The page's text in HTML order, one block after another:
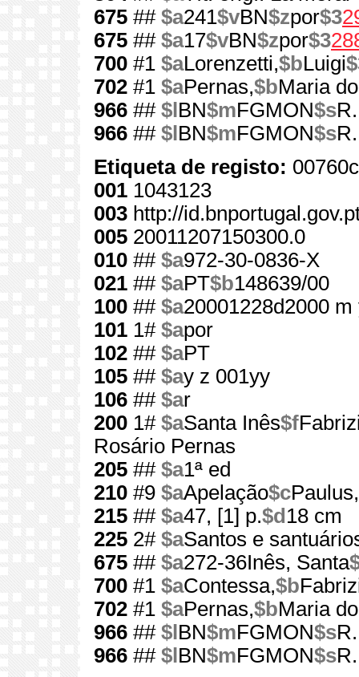
675 ## $a241$vBN$zpor$3
675 ## $a17$vBN$zpor$3
700 #1 $aLorenzetti,$bLuigi
702 #1 $aPernas,$bMaria
966 ## $l BN$mFGMON$s
966 ## $l BN$mFGMON$s
Etiqueta de registo:
001 1043123
003 http://
005 20011207150300.0
010 ## $a972-30-0836-X
021 ## $aPT$b148639/00
100 ## $a20001228d2000
101 1# $apor
102 ## $aPT
105 ## $ay z 001yy
106 ## $ar
200 1# $aSanta Inês$f
Rosário Pernas
205 ## $a1ª ed
210 #9 $aApelação$cPaulus,
215 ## $a47, [1] p.$d 18 cm
225 2# $aSantos e
675 ## $a272-36Inês, Santa
700 #1 $aContessa,$b
702 #1 $aPernas,$bMaria
966 ## $l BN$mFGMON$s
966 ## $l BN$mFGMON$s